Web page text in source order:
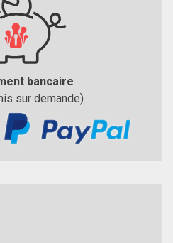
bancaire
sur demande)